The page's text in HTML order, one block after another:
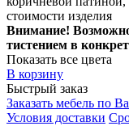
стоимости изделия
Внимание!
тистением в
Показать все цвета
В корзину
Быстрый заказ
Заказать мебель по
Условия доставки